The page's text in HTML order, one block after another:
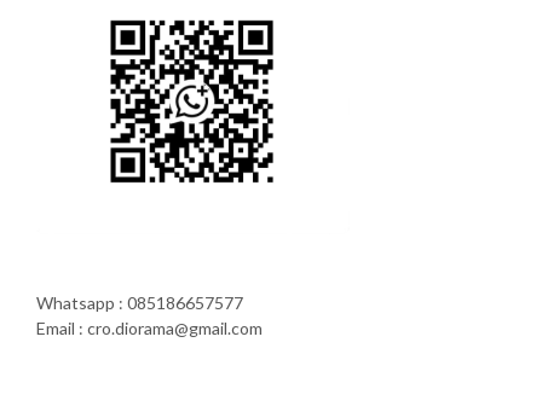
Whatsapp : 085186657577
Email : cro.diorama@gmail.com